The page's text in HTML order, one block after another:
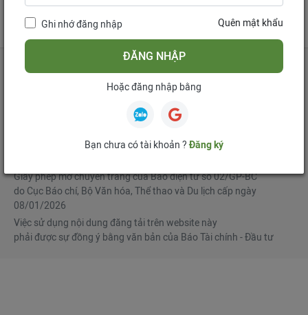
tử
Mua bản tin điện tử
Đăng ký diễn đàn
Ngô Chí Tùng Lê Trọng Minh
Giấy phép mở chuyên trang của Báo điện tử số 02/GP-BC
do Cục Báo chí, Bộ Văn hóa, Thể thao và Du lịch cấp ngày
08/01/2026
Việc sử dụng nội dung đăng tải trên website này
phải được sự đồng ý bằng văn bản của Báo Tài chính - Đầu tư
Ghi nhớ đăng nhập Quên mật khẩu
ĐĂNG NHẬP
Hoặc đăng nhập bằng
Bạn chưa có tài khoản ?Đăng ký